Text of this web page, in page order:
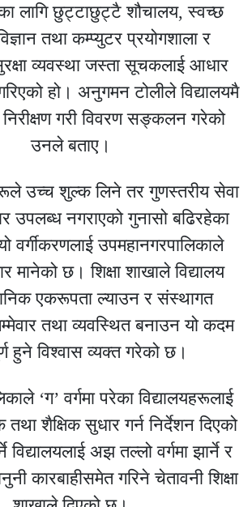
लागि छुट्टाछुट्टै शौचालय, स्वच्छ
तथा कम्प्युटर प्रयोगशाला र
व्यवस्था जस्ता सूचकलाई आधार
हो। अनुगमन टोलीले विद्यालयमै
गरी विवरण सङ्कलन गरेको
उनले बताए।
उच्च शुल्क लिने तर गुणस्तरीय सेवा
उपलब्ध नगराएको गुनासो बढिरहेका
वर्गीकरणलाई उपमहानगरपालिकाले
मानेको छ। शिक्षा शाखाले विद्यालय
एकरूपता ल्याउन र संस्थागत
तथा व्यवस्थित बनाउन यो कदम
हुने विश्वास व्यक्त गरेको छ।
‘ग’ वर्गमा परेका विद्यालयहरूलाई
शैक्षिक सुधार गर्न निर्देशन दिएको
अझ तल्लो वर्गमा झार्ने र
कारबाहीसमेत गरिने चेतावनी शिक्षा